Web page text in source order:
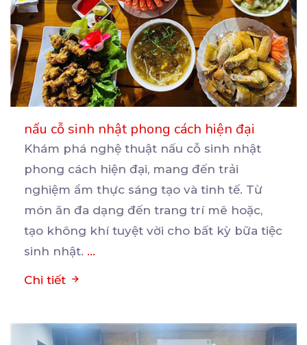
nấu cỗ sinh nhật phong cách hiện đại
Khám phá nghệ thuật nấu cỗ sinh nhật
phong cách hiện đại, mang đến trải
nghiệm ẩm thực sáng tạo và tinh tế. Từ
món ăn đa dạng đến trang trí mê hoặc,
tạo không khí tuyệt vời cho bất kỳ bữa tiệc
sinh nhật. ...
Chi tiết